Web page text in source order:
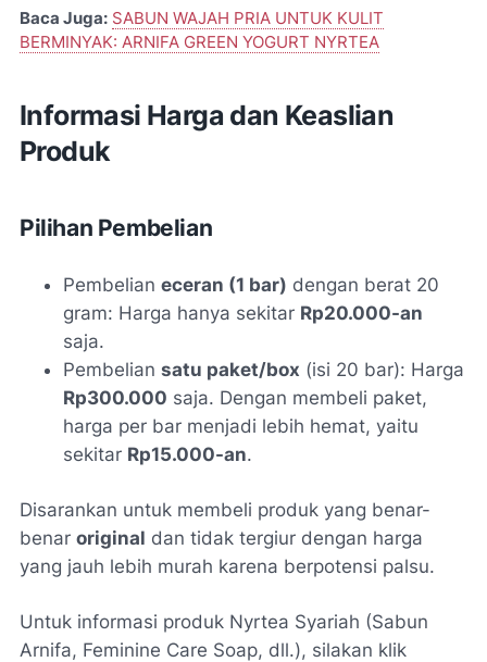
Baca Juga: SABUN WAJAH PRIA UNTUK KULIT
BERMINYAK: ARNIFA GREEN YOGURT NYRTEA
Informasi Harga dan Keaslian
Produk
Pilihan Pembelian
Pembelian eceran (1 bar) dengan berat 20
gram: Harga hanya sekitar Rp20.000-an
saja.
Pembelian satu paket/box (isi 20 bar): Harga
Rp300.000 saja. Dengan membeli paket,
harga per bar menjadi lebih hemat, yaitu
sekitar Rp15.000-an.
Disarankan untuk membeli produk yang benar-
benar original dan tidak tergiur dengan harga
yang jauh lebih murah karena berpotensi palsu.
Untuk informasi produk Nyrtea Syariah (Sabun
Arnifa, Feminine Care Soap, dll.), silakan klik